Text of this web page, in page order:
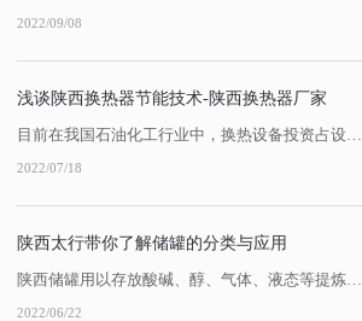
2022/09/08
浅谈陕西换热器节能技术-陕西换热器厂家
目前在我国石油化工行业中，换热设备投资占设备投资的30%以上，其中80%以上的管壳式换热器仍采用弓型折流板和光管结构，这种结构决定了换热器传热效果差，壳程压降大，与我国正在推行的节能减排政策不相适应。因此提高陕西换热器的效能对化工行业节能减排、提**益非常重要。陕西换热器传热过程的强化就是力求使换热器在单位时间内、单位...
2022/07/18
陕西太行带你了解储罐的分类与应用
陕西储罐用以存放酸碱、醇、气体、液态等提炼的化学物质。因为储存介质不同，储罐的形式也是多种多样的。下面陕西储罐厂家来给大家具体说说储罐的分类有哪些吧~按形式分类按形式分类：可分为立式储罐、卧式储罐、球形储罐、双曲线储罐（滴形储罐）、悬链式储罐（无力矩储罐）等。立式储罐固定顶储罐-锥顶储罐自支撑锥顶罐其锥顶荷载靠锥顶板周...
2022/06/22